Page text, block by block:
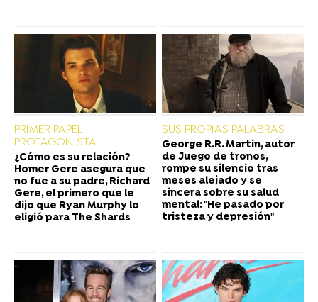
PRIMER PAPEL
PROTAGONISTA
¿Cómo es su relación?
Homer Gere asegura que
no fue a su padre, Richard
Gere, el primero que le
dijo que Ryan Murphy lo
eligió para The Shards
SUS PROPIAS PALABRAS
George R.R. Martin, autor
de Juego de tronos,
rompe su silencio tras
meses alejado y se
sincera sobre su salud
mental: "He pasado por
tristeza y depresión"